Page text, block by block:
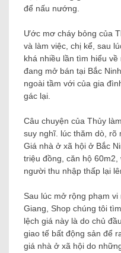
để nấu nướng.
Ước mơ cháy bỏng của
và làm việc, chị kể, sau
khá nhiều lần tìm hiểu
đang mở bán tại Bắc
ngoài tầm với của gia
gác lại.
Câu chuyện của Thủy
suy nghĩ. lúc thăm dò, rõ
Giá nhà ở xã hội ở Bắc
triệu đồng, căn hộ
người thu nhập thấp lại
Sau lúc mở rộng phạm
Giang, Shop chúng tôi
lệch giá này là do chủ
giao tế bất động sản để
giá nhà ở xã hội do